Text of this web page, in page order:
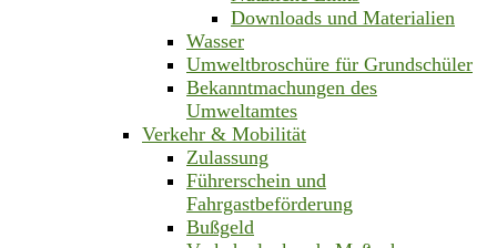
Downloads und Materialien
Wasser
Umweltbroschüre für Grundschüler
Bekanntmachungen des
Umweltamtes
Verkehr & Mobilität
Zulassung
Führerschein und
Fahrgastbeförderung
Bußgeld